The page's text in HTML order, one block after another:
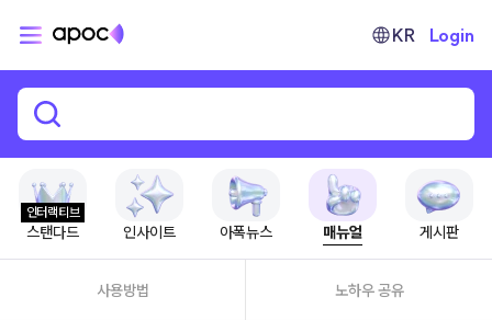
KR Login
인터랙티브
스탠다드 인사이트 매뉴얼
아폭뉴스 게시판
사용방법 노하우 공유